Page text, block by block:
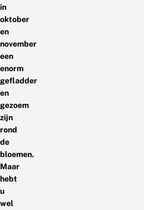
in
oktober
en
november
een
enorm
gefladder
en
gezoem
zijn
rond
de
bloemen.
Maar
hebt
u
wel